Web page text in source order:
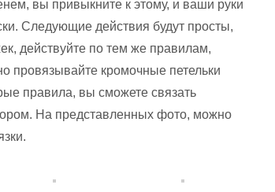
вы привыкните к этому, и ваши руки
Следующие действия будут просты,
действуйте по тем же правилам,
провязывайте кромочные петельки
правила, вы сможете связать
На представленных фото, можно